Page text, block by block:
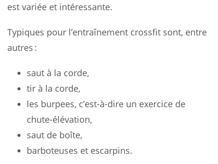
est variée et intéressante.
Typiques pour l’entraînement crossfit sont, entre
autres :
saut à la corde,
tir à la corde,
les burpees, c’est-à-dire un exercice de
chute-élévation,
saut de boîte,
barboteuses et escarpins.